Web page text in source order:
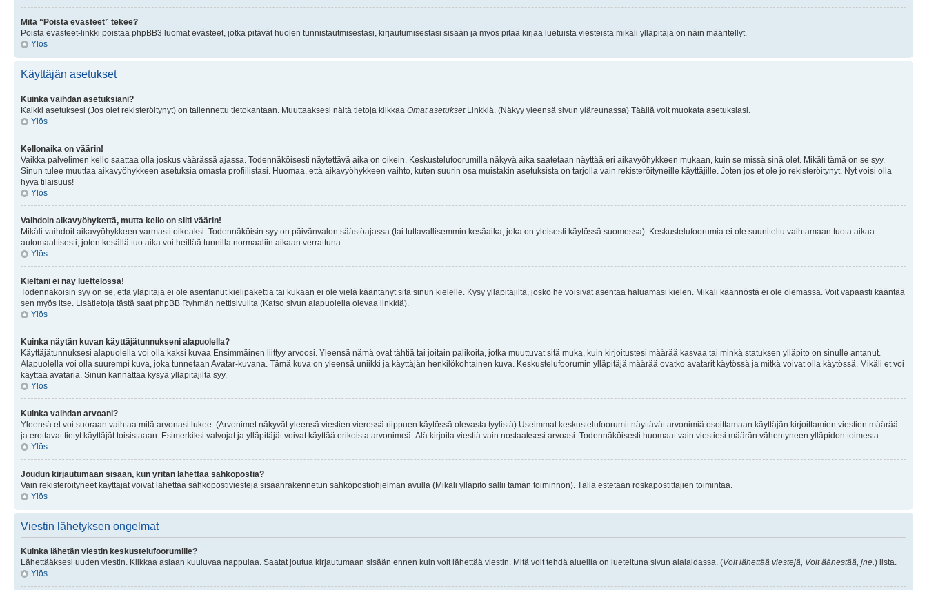
Mitä “Poista evästeet” tekee?
Poista evästeet-linkki poistaa phpBB3 luomat evästeet, jotka pitävät huolen tunnistautmisestasi, kirjautumisestasi sisään ja myös pitää kirjaa luetuista viesteistä mikäli ylläpitäjä on näin määritellyt.
Ylös
Käyttäjän asetukset
Kuinka vaihdan asetuksiani?
Kaikki asetuksesi (Jos olet rekisteröitynyt) on tallennettu tietokantaan. Muuttaaksesi näitä tietoja klikkaa Omat asetuksetLinkkiä. (Näkyy yleensä sivun yläreunassa) Täällä voit muokata asetuksiasi.
Ylös
Kellonaika on väärin!
Vaikka palvelimen kello saattaa olla joskus väärässä ajassa. Todennäköisesti näytettävä aika on oikein. Keskustelufoorumilla näkyvä aika saatetaan näyttää eri aikavyöhykkeen mukaan, kuin se missä sinä olet. Mikäli tämä on se syy.
Sinun tulee muuttaa aikavyöhykkeen asetuksia omasta profiilistasi. Huomaa, että aikavyöhykkeen vaihto, kuten suurin osa muistakin asetuksista on tarjolla vain rekisteröityneille käyttäjille. Joten jos et ole jo rekisteröitynyt. Nyt voisi olla
hyvä tilaisuus!
Ylös
Vaihdoin aikavyöhykettä, mutta kello on silti väärin!
Mikäli vaihdoit aikavyöhykkeen varmasti oikeaksi. Todennäköisin syy on päivänvalon säästöajassa (tai tuttavallisemmin kesäaika, joka on yleisesti käytössä suomessa). Keskustelufoorumia ei ole suuniteltu vaihtamaan tuota aikaa
automaattisesti, joten kesällä tuo aika voi heittää tunnilla normaaliin aikaan verrattuna.
Ylös
Kieltäni ei näy luettelossa!
Todennäköisin syy on se, että yläpitäjä ei ole asentanut kielipakettia tai kukaan ei ole vielä kääntänyt sitä sinun kielelle. Kysy ylläpitäjiltä, josko he voisivat asentaa haluamasi kielen. Mikäli käännöstä ei ole olemassa. Voit vapaasti kääntää
sen myös itse. Lisätietoja tästä saat phpBB Ryhmän nettisivuilta (Katso sivun alapuolella olevaa linkkiä).
Ylös
Kuinka näytän kuvan käyttäjätunnukseni alapuolella?
Käyttäjätunnuksesi alapuolella voi olla kaksi kuvaa Ensimmäinen liittyy arvoosi. Yleensä nämä ovat tähtiä tai joitain palikoita, jotka muuttuvat sitä muka, kuin kirjoitustesi määrää kasvaa tai minkä statuksen ylläpito on sinulle antanut.
Alapuolella voi olla suurempi kuva, joka tunnetaan Avatar-kuvana. Tämä kuva on yleensä uniikki ja käyttäjän henkilökohtainen kuva. Keskustelufoorumin ylläpitäjä määrää ovatko avatarit käytössä ja mitkä voivat olla käytössä. Mikäli et voi
käyttää avataria. Sinun kannattaa kysyä ylläpitäjiltä syy.
Ylös
Kuinka vaihdan arvoani?
Yleensä et voi suoraan vaihtaa mitä arvonasi lukee. (Arvonimet näkyvät yleensä viestien vieressä riippuen käytössä olevasta tyylistä) Useimmat keskustelufoorumit näyttävät arvonimiä osoittamaan käyttäjän kirjoittamien viestien määrää
ja erottavat tietyt käyttäjät toisistaaan. Esimerkiksi valvojat ja ylläpitäjät voivat käyttää erikoista arvonimeä. Älä kirjoita viestiä vain nostaaksesi arvoasi. Todennäköisesti huomaat vain viestiesi määrän vähentyneen ylläpidon toimesta.
Ylös
Joudun kirjautumaan sisään, kun yritän lähettää sähköpostia?
Vain rekisteröityneet käyttäjät voivat lähettää sähköpostiviestejä sisäänrakennetun sähköpostiohjelman avulla (Mikäli ylläpito sallii tämän toiminnon). Tällä estetään roskapostittajien toimintaa.
Ylös
Viestin lähetyksen ongelmat
Kuinka lähetän viestin keskustelufoorumille?
Lähettääksesi uuden viestin. Klikkaa asiaan kuuluvaa nappulaa. Saatat joutua kirjautumaan sisään ennen kuin voit lähettää viestin. Mitä voit tehdä alueilla on lueteltuna sivun alalaidassa. (Voit lähettää viestejä, Voit äänestää, jne. ) lista.
Ylös